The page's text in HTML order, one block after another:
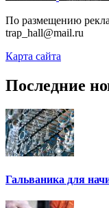
По размещению
trap_hall@mail.ru
Карта сайта
Последние
Гальваника для